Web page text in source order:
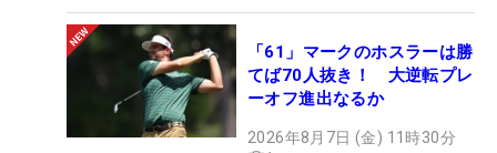
「61」マークのホスラーは勝
てば70人抜き！ 大逆転プレ
ーオフ進出なるか
2026年8月7日 (金) 11時30分